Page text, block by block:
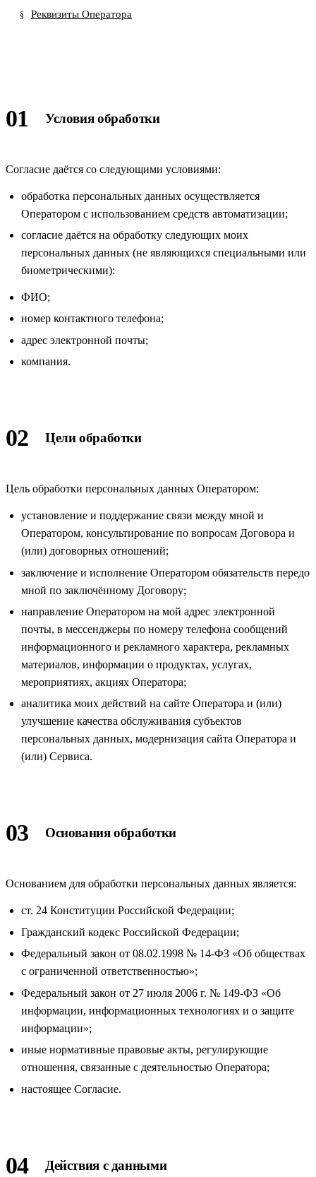
§ Реквизиты Оператора
01 Условия обработки
Согласие даётся со следующими условиями:
обработка персональных данных осуществляется
Оператором с использованием средств автоматизации;
согласие даётся на обработку следующих моих
персональных данных (не являющихся специальными или
биометрическими):
ФИО;
номер контактного телефона;
адрес электронной почты;
компания.
02 Цели обработки
Цель обработки персональных данных Оператором:
установление и поддержание связи между мной и
Оператором, консультирование по вопросам Договора и
(или) договорных отношений;
заключение и исполнение Оператором обязательств передо
мной по заключённому Договору;
направление Оператором на мой адрес электронной
почты, в мессенджеры по номеру телефона сообщений
информационного и рекламного характера, рекламных
материалов, информации о продуктах, услугах,
мероприятиях, акциях Оператора;
аналитика моих действий на сайте Оператора и (или)
улучшение качества обслуживания субъектов
персональных данных, модернизация сайта Оператора и
(или) Сервиса.
03 Основания обработки
Основанием для обработки персональных данных является:
ст. 24 Конституции Российской Федерации;
Гражданский кодекс Российской Федерации;
Федеральный закон от 08.02.1998 № 14-ФЗ «Об обществах
с ограниченной ответственностью»;
Федеральный закон от 27 июля 2006 г. № 149-ФЗ «Об
информации, информационных технологиях и о защите
информации»;
иные нормативные правовые акты, регулирующие
отношения, связанные с деятельностью Оператора;
настоящее Согласие.
04 Действия с данными